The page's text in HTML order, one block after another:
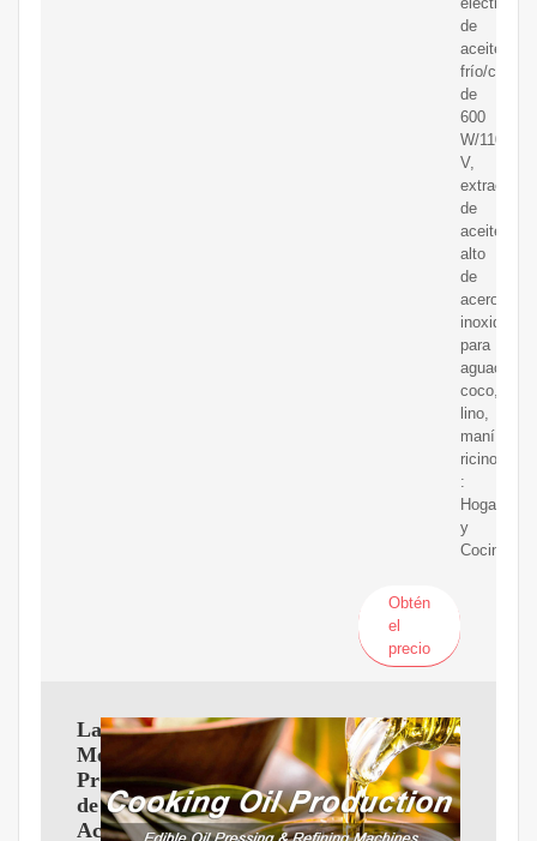
de
aceite
frío/
de
600
W/110
V,
extractor
de
aceite
alto
de
acero
inoxidable
para
aguacate,
coco,
lino,
maní,
ricino,
:
Hogar
y
Cocina
Obtén
el
precio
Las
Mejores
Prensas
de
Aceite